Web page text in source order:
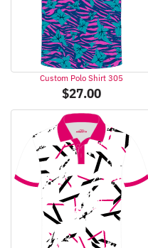
Custom Polo Shirt 305
$27.00